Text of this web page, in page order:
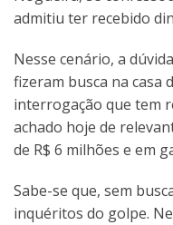
admitiu ter recebido
Nesse cenário, a
fizeram busca na casa
interrogação que tem
achado hoje de
de R$ 6 milhões e em
Sabe-se que, sem
inquéritos do golpe.